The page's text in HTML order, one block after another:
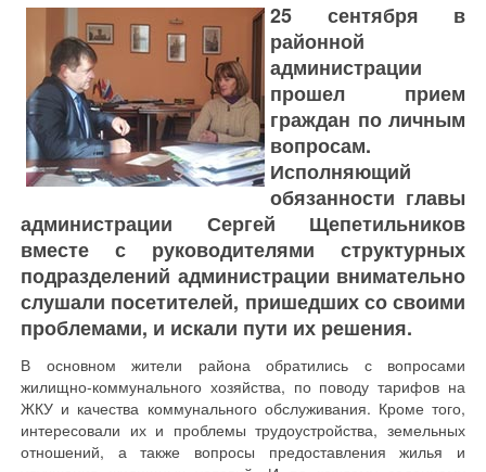
25 сентября в
районной
администрации
прошел прием
граждан по личным
вопросам.
Исполняющий
обязанности главы
администрации Сергей Щепетильников
вместе с руководителями структурных
подразделений администрации внимательно
слушали посетителей, пришедших со своими
проблемами, и искали пути их решения.
В основном жители района обратились с вопросами
жилищно-коммунального хозяйства, по поводу тарифов на
ЖКУ и качества коммунального обслуживания. Кроме того,
интересовали их и проблемы трудоустройства, земельных
отношений, а также вопросы предоставления жилья и